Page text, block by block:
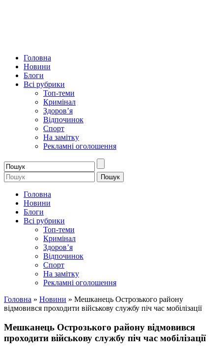
Головна
Новини
Блоги
Всі рубрики
Топ-теми
Кримінал
Здоров’я
Відпочинок
Спорт
На замітку
Рекламні оголошення
Головна
Новини
Блоги
Всі рубрики
Топ-теми
Кримінал
Здоров’я
Відпочинок
Спорт
На замітку
Рекламні оголошення
Головна » Новини » Мешканець Острозького району
відмовився проходити військову службу піч час мобілізації
Мешканець Острозького району відмовився
проходити військову службу піч час мобілізації